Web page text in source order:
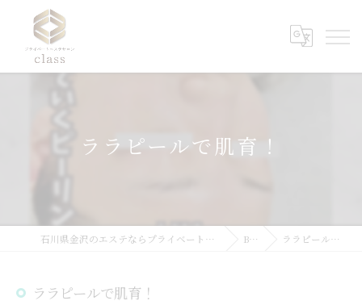
ララピールで肌育！
石川県金沢のエステならプライベートエステサロンclass Blog ララピールで肌育！
ララピールで肌育！